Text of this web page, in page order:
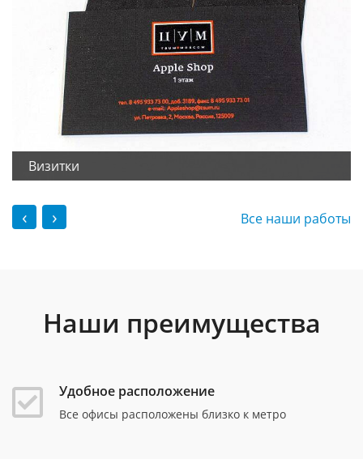
Визитки
‹ › Все наши работы
Наши преимущества
Удобное расположение
Все офисы расположены близко к метро